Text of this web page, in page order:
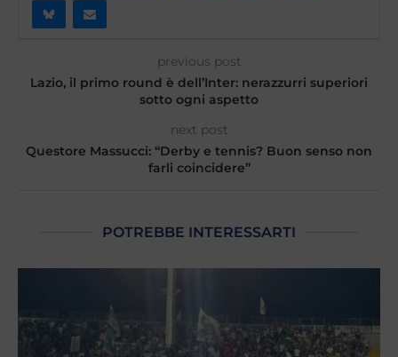
previous post
Lazio, il primo round è dell’Inter: nerazzurri superiori
sotto ogni aspetto
next post
Questore Massucci: “Derby e tennis? Buon senso non
farli coincidere”
POTREBBE INTERESSARTI